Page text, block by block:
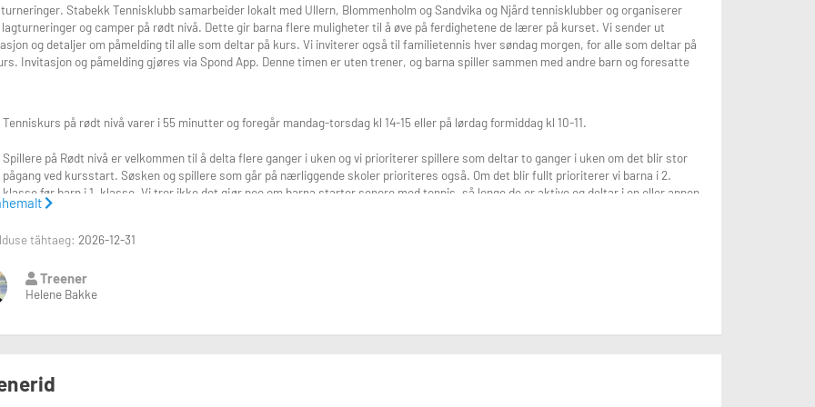
Faktura sendes ut i midten av september, etter de første treningene slik at alle får prøvd seg. Kursavgift betales deretter i sin
ved avbrudd eller fravær.
trener:
informasjon, besøk klubbens hjemmeside:www.stabekktennis.no.
eller send e-post til post@stabekktennis.no.
oss til å se dere på banen! 🎾
Stabekk Tennisklubb samarbeider lokalt med Ullern, Blommenholm og Sandvika og Njård tennisklubber og organiserer
lagturneringer og camper på rødt nivå. Dette gir barna flere muligheter til å øve på ferdighetene de lærer på kurset. Vi sender ut
og detaljer om påmelding til alle som deltar på kurs. Vi inviterer også til familietennis hver søndag morgen, for alle som deltar på
Invitasjon og påmelding gjøres via Spond App. Denne timen er uten trener, og barna spiller sammen med andre barn og foresatte
Tenniskurs på rødt nivå varer i 55 minutter og foregår mandag-torsdag kl 14-15 eller på lørdag formiddag kl 10-11.
Spillere på Rødt nivå er velkommen til å delta flere ganger i uken og vi prioriterer spillere som deltar to ganger i uken om det blir stor
pågang ved kursstart. Søsken og spillere som går på nærliggende skoler prioriteres også. Om det blir fullt prioriterer vi barna i 2.
klasse før barn i 1. klasse. Vi tror ikke det gjør noe om barna starter senere med tennis, så lenge de er aktive og deltar i en eller annen
form for organisert fysisk aktivitet. Husk at lørdag alltid er et alternativ om det ikke er plass på en ukedag.
Høstens kurs starter mandag 24. august
ikke nødvendig å melde seg på igjen fra januar.
betales selv om man velger å avslutte kurset midt i sesongen eller er borte noen treninger på grunn av sykdom, skade eller uforutsette
Hvis kurset blir kansellert pga uforutsette hendelser som f.eks. en pandemi, vil ikke kursavgiften refunderes, men kompenseres på en
tähtaeg: 2026-12-31
Treener
Helene Bakke